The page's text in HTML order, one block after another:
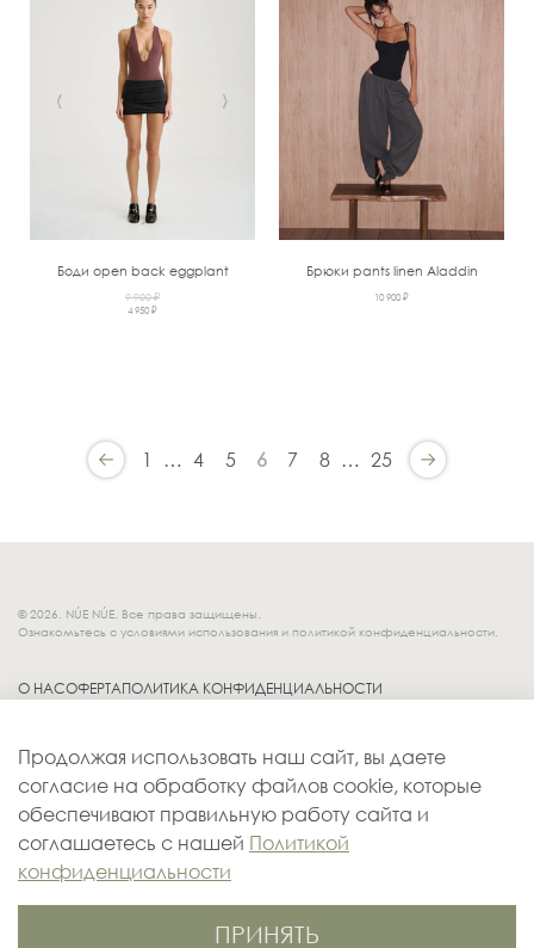
‹ ›
Боди open back eggplant
9 900 ₽
4 950 ₽
‹ ›
Брюки pants linen Aladdin
10 900 ₽
1 … 4 5 6 7 8 … 25
© 2026. NÚE NÚE. Все права защищены.
Ознакомьтесь с условиями использования и политикой конфиденциальности.
О НАСОФЕРТАПОЛИТИКА КОНФИДЕНЦИАЛЬНОСТИ
ДОСТАВКА
КОНТАКТЫ
ОПЛАТА
Продолжая использовать наш сайт, вы даете
согласие на обработку файлов cookie, которые
обеспечивают правильную работу сайта и
соглашаетесь с нашей Политикой
конфиденциальности
ПРИНЯТЬ